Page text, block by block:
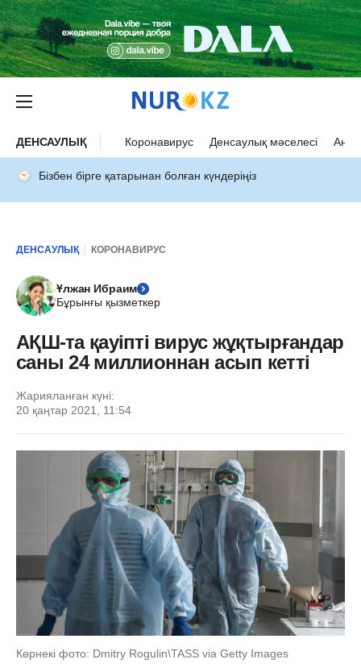
ДЕНСАУЛЫҚ Коронавирус Денсаулық мәселесі Ана
Бізбен бірге қатарынан болған күндеріңіз
ДЕНСАУЛЫҚ КОРОНАВИРУС
Ұлжан Ибраим
Бұрынғы қызметкер
АҚШ-та қауіпті вирус жұқтырғандар
саны 24 миллионнан асып кетті
Жарияланған күні:
20 қаңтар 2021, 11:54
Көрнекі фото: Dmitry Rogulin\TASS via Getty Images